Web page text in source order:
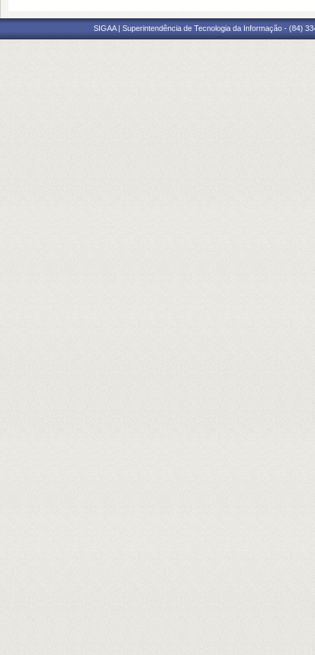
SIGAA | Superintendência de Tecnologia da Informação - (84)